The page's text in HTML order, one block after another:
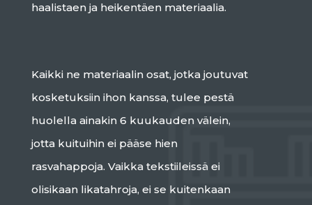
haalistaen ja heikentäen materiaalia.
Kaikki ne materiaalin osat, jotka joutuvat
kosketuksiin ihon kanssa, tulee pestä
huolella ainakin 6 kuukauden välein,
jotta kuituihin ei pääse hien
rasvahappoja. Vaikka tekstiileissä ei
olisikaan likatahroja, ei se kuitenkaan